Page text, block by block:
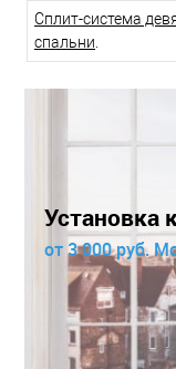
Сплит-система
спальни.
Установка
от 3 000 руб.